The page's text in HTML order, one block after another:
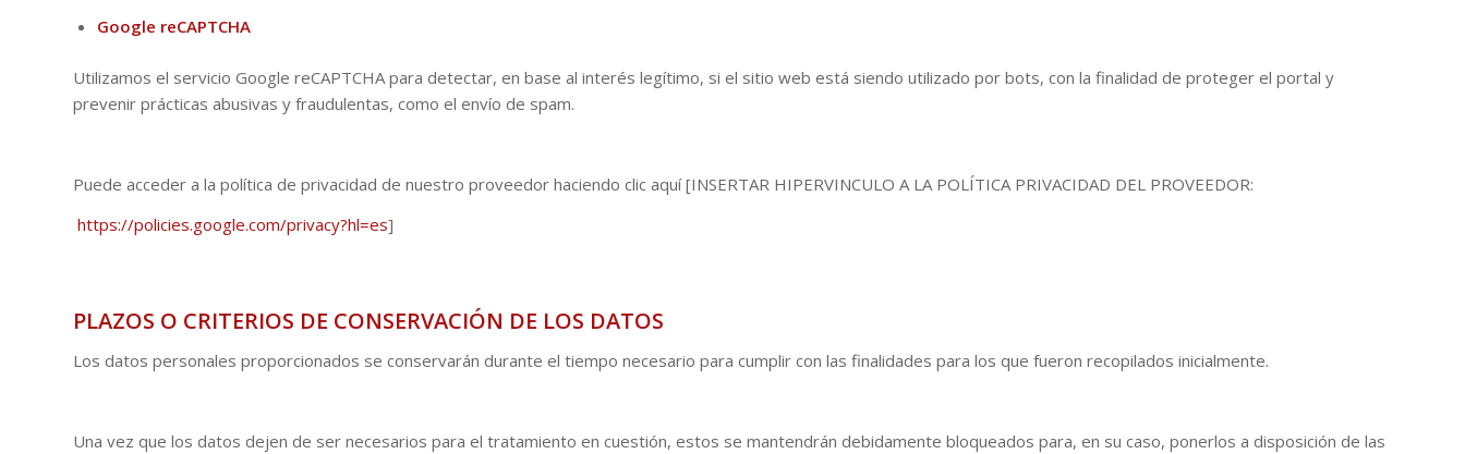
Google reCAPTCHA
Utilizamos el servicio Google reCAPTCHA para detectar, en base al interés legítimo, si el sitio web está siendo utilizado por bots, con la finalidad de proteger el portal y
prevenir prácticas abusivas y fraudulentas, como el envío de spam.
Puede acceder a la política de privacidad de nuestro proveedor haciendo clic aquí [INSERTAR HIPERVINCULO A LA POLÍTICA PRIVACIDAD DEL PROVEEDOR:
https://policies.google.com/privacy?hl=es]
PLAZOS O CRITERIOS DE CONSERVACIÓN DE LOS DATOS
Los datos personales proporcionados se conservarán durante el tiempo necesario para cumplir con las finalidades para los que fueron recopilados inicialmente.
Una vez que los datos dejen de ser necesarios para el tratamiento en cuestión, estos se mantendrán debidamente bloqueados para, en su caso, ponerlos a disposición de las